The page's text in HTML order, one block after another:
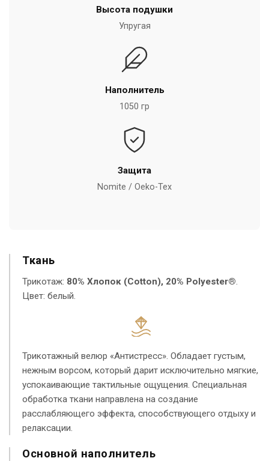
Высота подушки
Упругая
Наполнитель
1050 гр
Защита
Nomite / Oeko-Tex
Ткань
Трикотаж: 80% Хлопок (Cotton), 20% Polyester®.
Цвет: белый.
Трикотажный велюр «Антистресс». Обладает густым,
нежным ворсом, который дарит исключительно мягкие,
успокаивающие тактильные ощущения. Специальная
обработка ткани направлена на создание
расслабляющего эффекта, способствующего отдыху и
релаксации.
Основной наполнитель